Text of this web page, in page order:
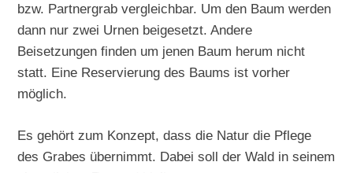
bzw. Partnergrab vergleichbar. Um den Baum werden
dann nur zwei Urnen beigesetzt. Andere
Beisetzungen finden um jenen Baum herum nicht
statt. Eine Reservierung des Baums ist vorher
möglich.
Es gehört zum Konzept, dass die Natur die Pflege
des Grabes übernimmt. Dabei soll der Wald in seinem